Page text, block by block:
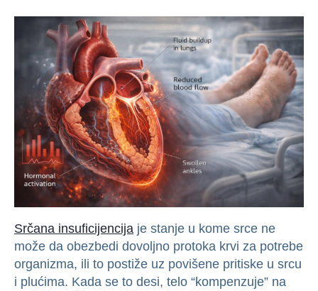
Srčana insuficijencija je stanje u kome srce ne
može da obezbedi dovoljno protoka krvi za potrebe
organizma, ili to postiže uz povišene pritiske u srcu
i plućima. Kada se to desi, telo “kompenzuje” na